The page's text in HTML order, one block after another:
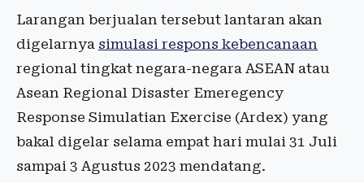
Larangan berjualan tersebut lantaran akan
digelarnya simulasi respons kebencanaan
regional tingkat negara-negara ASEAN atau
Asean Regional Disaster Emeregency
Response Simulatian Exercise (Ardex) yang
bakal digelar selama empat hari mulai 31 Juli
sampai 3 Agustus 2023 mendatang.